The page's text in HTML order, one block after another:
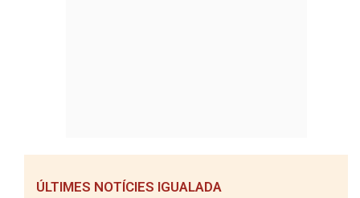
ÚLTIMES NOTÍCIES IGUALADA